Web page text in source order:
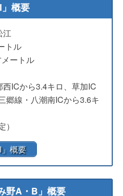
」概要
江
トル
ートル
ICから3.4キロ、草加IC
郷線・八潮南ICから3.6キ
」概要
野A・B」概要